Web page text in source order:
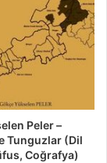
Peler –
Tunguzlar (Dil
Coğrafya)